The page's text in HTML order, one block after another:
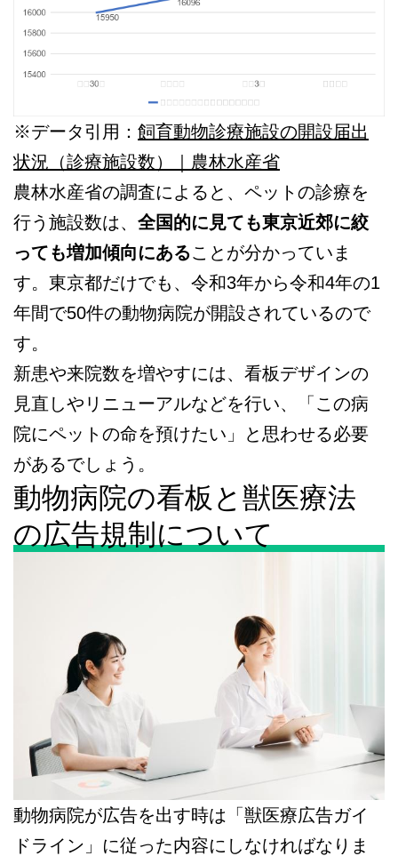
※データ引用： 飼育動物診療施設の開設届出
状況（診療施設数）｜農林水産省
農林水産省の調査によると、ペットの診療を
行う施設数は、 全国的に見ても東京近郊に絞
っても増加傾向にあることが分かっていま
す。東京都だけでも、令和3年から令和4年の1
年間で50件の動物病院が開設されているので
す。
新患や来院数を増やすには、看板デザインの
見直しやリニューアルなどを行い、「この病
院にペットの命を預けたい」と思わせる必要
があるでしょう。
動物病院の看板と獣医療法
の広告規制について
動物病院が広告を出す時は「獣医療広告ガイ
ドライン」に従った内容にしなければなりま